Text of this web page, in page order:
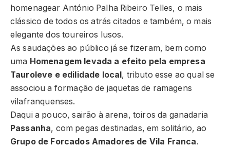
homenagear António Palha Ribeiro Telles, o mais
clássico de todos os atrás citados e também, o mais
elegante dos toureiros lusos.
As saudações ao público já se fizeram, bem como
uma Homenagem levada a efeito pela empresa
Tauroleve e edilidade local, tributo esse ao qual se
associou a formação de jaquetas de ramagens
vilafranquenses.
Daqui a pouco, sairão à arena, toiros da ganadaria
Passanha, com pegas destinadas, em solitário, ao
Grupo de Forcados Amadores de Vila Franca.